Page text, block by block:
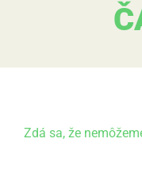
Zdá sa, že